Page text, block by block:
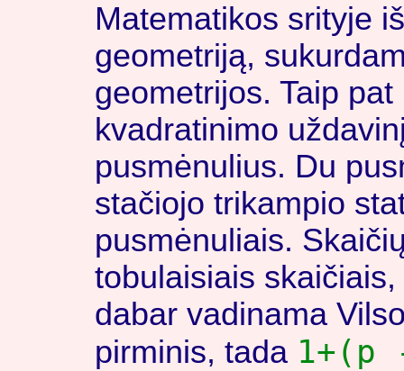
Matematikos srityje
geometriją,
geometrijos. Taip
kvadratinimo
pusmėnulius. Du
stačiojo trikampio
pusmėnuliais.
tobulaisiais
dabar vadinama
pirminis, tada